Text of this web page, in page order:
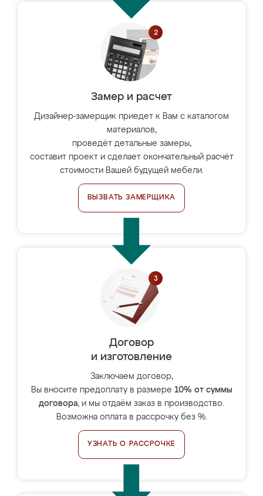
Замер и расчет
Дизайнер-замерщик приедет к Вам с каталогом
материалов,
проведёт детальные замеры,
составит проект и сделает окончательный расчёт
стоимости Вашей будущей мебели.
ВЫЗВАТЬ ЗАМЕРЩИКА
Договор
и изготовление
Заключаем договор,
Вы вносите предоплату в размере 10% от суммы
договора, и мы отдаём заказ в производство.
Возможна оплата в рассрочку без %.
УЗНАТЬ О РАССРОЧКЕ